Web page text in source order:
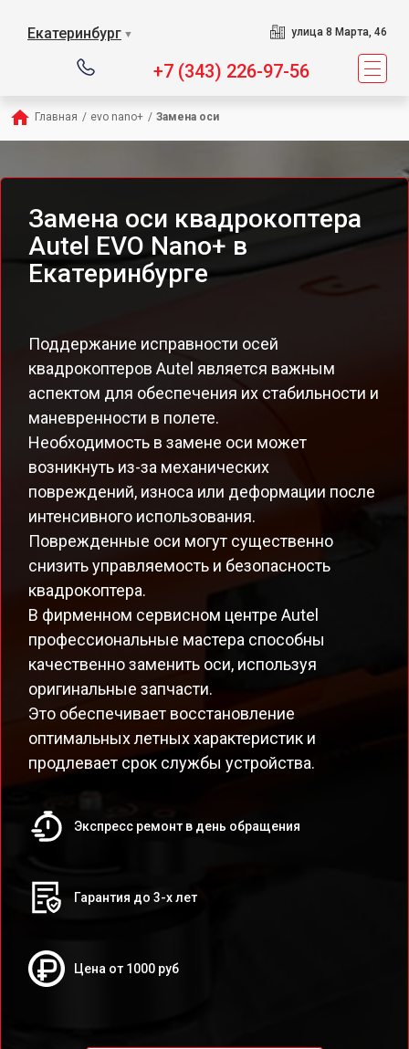
Екатеринбург ▼ улица 8 Марта, 46
+7 (343) 226-97-56
Главная / evo nano+ / Замена оси
Замена оси квадрокоптера
Autel EVO Nano+ в
Екатеринбурге
Поддержание исправности осей
квадрокоптеров Autel является важным
аспектом для обеспечения их стабильности и
маневренности в полете.
Необходимость в замене оси может
возникнуть из-за механических
повреждений, износа или деформации после
интенсивного использования.
Поврежденные оси могут существенно
снизить управляемость и безопасность
квадрокоптера.
В фирменном сервисном центре Autel
профессиональные мастера способны
качественно заменить оси, используя
оригинальные запчасти.
Это обеспечивает восстановление
оптимальных летных характеристик и
продлевает срок службы устройства.
Экспресс ремонт в день обращения
Гарантия до 3-х лет
Цена от 1000 руб